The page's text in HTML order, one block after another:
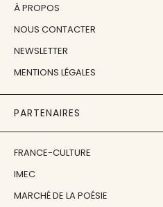
À PROPOS
NOUS CONTACTER
NEWSLETTER
MENTIONS LÉGALES
PARTENAIRES
FRANCE-CULTURE
IMEC
MARCHÉ DE LA POÉSIE